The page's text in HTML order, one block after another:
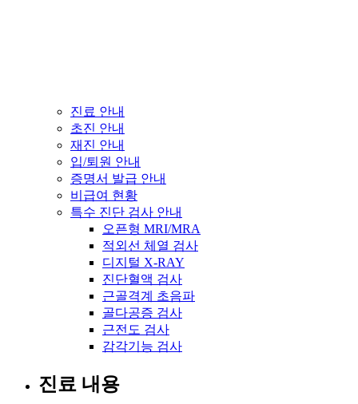
진료 안내
초진 안내
재진 안내
입/퇴원 안내
증명서 발급 안내
비급여 현황
특수 진단 검사 안내
오픈형 MRI/MRA
적외선 체열 검사
디지털 X-RAY
진단혈액 검사
근골격계 초음파
골다공증 검사
근전도 검사
감각기능 검사
진료 내용